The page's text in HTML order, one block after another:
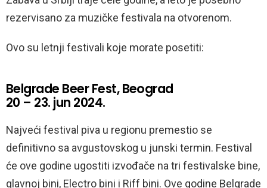
rezervisano za muzičke festivala na otvorenom.
Ovo su letnji festivali koje morate posetiti:
Belgrade Beer Fest, Beograd
20 – 23. jun 2024.
Najveći festival piva u regionu premestio se
definitivno sa avgustovskog u junski termin. Festival
će ove godine ugostiti izvođače na tri festivalske bine,
glavnoj bini, Electro bini i Riff bini. Ove godine Belgrade